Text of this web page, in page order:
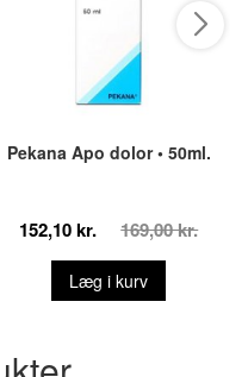
Pekana Apo dolor • 50ml.
152,10 kr. 169,00 kr.
Læg i kurv